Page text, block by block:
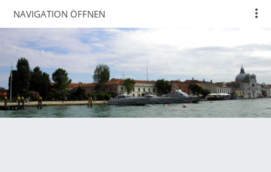
NAVIGATION ÖFFNEN